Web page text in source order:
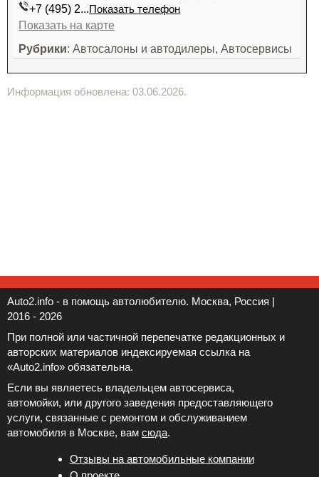
+7 (495) 2...Показать телефон
Показать на карте
Рубрики: Автосалоны и автодилеры, Автосервисы
Информация обновлена: 03.06.2026.
Auto2.info - в помощь автолюбителю. Москва, Россия |
2016 - 2026
При полной или частичной перепечатке редакционных и
авторских материалов индексируемая ссылка на
«Auto2.info» обязательна.
Если вы являетесь владельцем автосервиса,
автомойки, или другого заведения предоставляющего
услуги, связанные с ремонтом и обслуживанием
автомобиля в Москве, вам сюда.
Отзывы на автомобильные компании